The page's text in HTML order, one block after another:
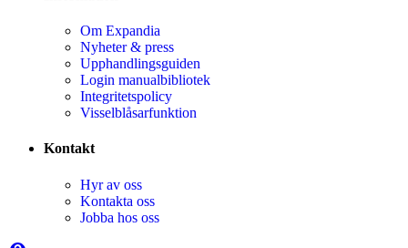
Om Expandia
Nyheter & press
Upphandlingsguiden
Login manualbibliotek
Integritetspolicy
Visselblåsarfunktion
Kontakt
Hyr av oss
Kontakta oss
Jobba hos oss